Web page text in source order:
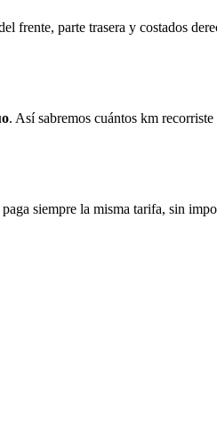
frente, parte trasera y costados
. Así sabremos cuántos km
siempre la misma tarifa, sin